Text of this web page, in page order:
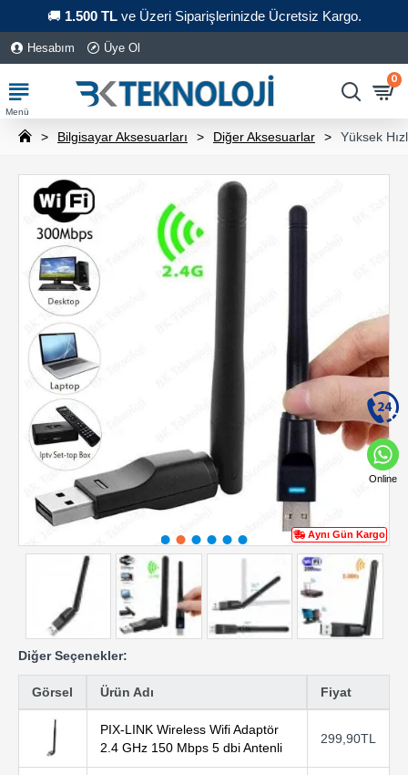
🚚 1.500 TLve Üzeri Siparişlerinizde Ücretsiz Kargo.
Hesabım Üye Ol
0
Bilgisayar Aksesuarları Diğer Aksesuarlar Yüksek
Aynı Gün Kargo
Diğer Seçenekler:
Görsel Ürün Adı Fiyat
PIX-LINK Wireless Wifi Adaptör
2.4 GHz 150 Mbps 5 dbi Antenli
299,90TL
Online